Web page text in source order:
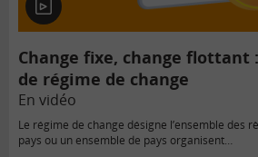
En
vidéo
Change fixe, change flottant
de régime de change
En vidéo
Le régime de change désigne l’ensemble des
pays ou un ensemble de pays organisent…